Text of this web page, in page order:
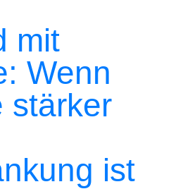
mit
Wenn
stärker
ist